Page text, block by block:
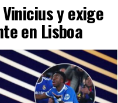
y exige
en Lisboa